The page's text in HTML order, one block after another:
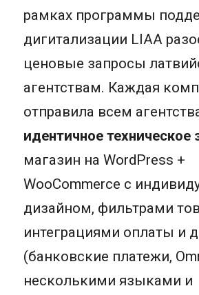
рамках программы
дигитализации LIAA
ценовые запросы
агентствам. Каждая
отправила всем
идентичное техническое
магазин на WordPress +
WooCommerce с
дизайном, фильтрами
интеграциями оплаты и
(банковские платежи,
несколькими языками и